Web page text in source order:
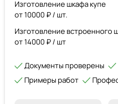
Изготовление шкафа купе
от 10000 ₽ / шт.
Изготовление встроенного
от 14000 ₽ / шт
Документы проверены
Примеры работ